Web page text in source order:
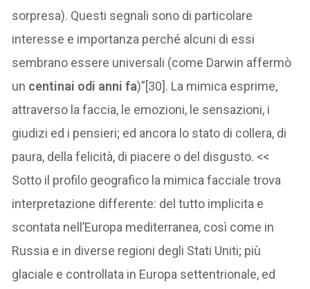
sorpresa). Questi segnali sono di particolare
interesse e importanza perché alcuni di essi
sembrano essere universali (come Darwin affermò
un centinai odi anni fa)”[30]. La mimica esprime,
attraverso la faccia, le emozioni, le sensazioni, i
giudizi ed i pensieri; ed ancora lo stato di collera, di
paura, della felicità, di piacere o del disgusto. <<
Sotto il profilo geografico la mimica facciale trova
interpretazione differente: del tutto implicita e
scontata nell’Europa mediterranea, così come in
Russia e in diverse regioni degli Stati Uniti; più
glaciale e controllata in Europa settentrionale, ed